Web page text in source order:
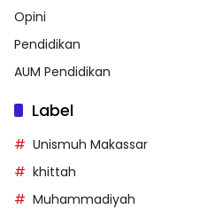
Opini
Pendidikan
AUM Pendidikan
Label
Unismuh Makassar
khittah
Muhammadiyah